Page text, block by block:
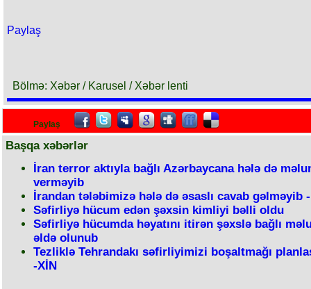
Paylaş
Bölmə: Xəbər / Karusel / Xəbər lenti
Paylaş
Başqa xəbərlər
İran terror aktıyla bağlı Azərbaycana hələ də
verməyib
İrandan tələbimizə hələ də əsaslı cavab gəlməyib
Səfirliyə hücum edən şəxsin kimliyi bəlli oldu
Səfirliyə hücumda həyatını itirən şəxslə bağlı
əldə olunub
Tezliklə Tehrandakı səfirliyimizi boşaltmağı
-XİN